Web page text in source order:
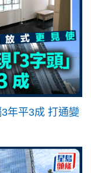
年平3成 打通變